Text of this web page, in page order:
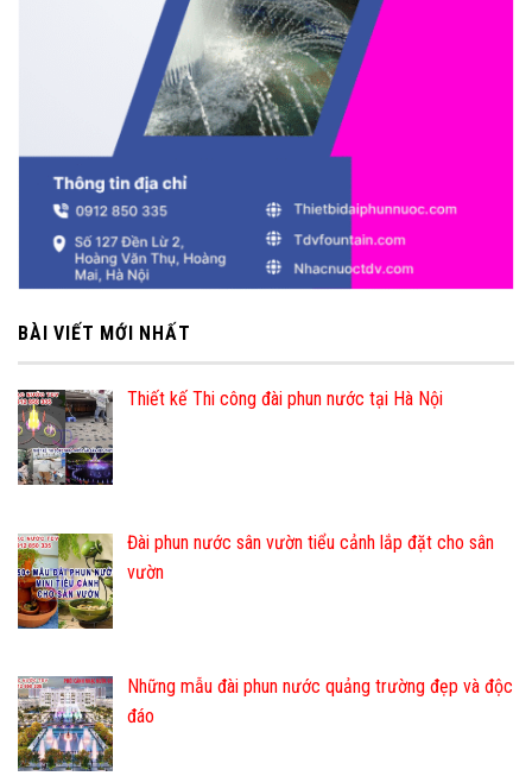
BÀI VIẾT MỚI NHẤT
Thiết kế Thi công đài phun nước tại Hà Nội
Đài phun nước sân vườn tiểu cảnh lắp đặt cho sân
vườn
Những mẫu đài phun nước quảng trường đẹp và độc
đáo